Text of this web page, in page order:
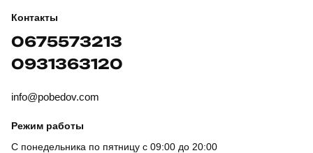
Контакты
0675573213
0931363120
info@pobedov.com
Режим работы
С понедельника по пятницу с 09:00 до 20:00